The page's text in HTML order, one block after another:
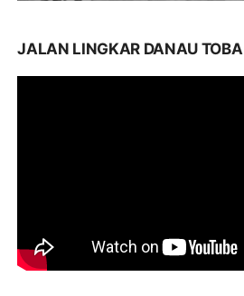
JALAN LINGKAR DANAU TOBA